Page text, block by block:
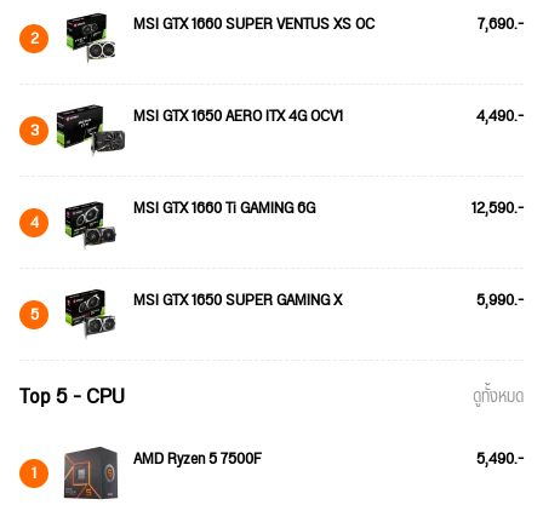
2 MSI GTX 1660 SUPER VENTUS XS OC 7,690.-
3 MSI GTX 1650 AERO ITX 4G OCV1 4,490.-
4 MSI GTX 1660 Ti GAMING 6G 12,590.-
5 MSI GTX 1650 SUPER GAMING X 5,990.-
Top 5 - CPU ดูทั้งหมด
1 AMD Ryzen 5 7500F 5,490.-